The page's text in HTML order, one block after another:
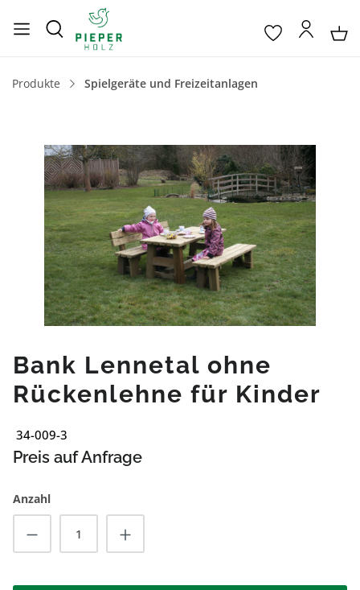
Produkte Spielgeräte und Freizeitanlagen
Bildergalerie überspringen
Bank Lennetal ohne
Rückenlehne für Kinder
34-009-3
Preis auf Anfrage
Anzahl
Produkt Anzahl: Gib den gewünschten